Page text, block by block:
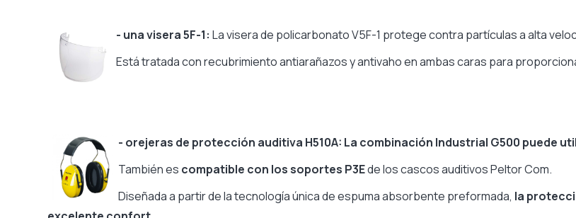
- una visera 5F-1: La visera de policarbonato V5F-1 protege contra partículas a alta
Está tratada con recubrimiento antiarañazos y antivaho en ambas caras para
- orejeras de protección auditiva H510A: La combinación Industrial G500 puede
También es compatible con los soportes P3Ede los cascos auditivos Peltor Com.
Diseñada a partir de la tecnología única de espuma absorbente preformada, la